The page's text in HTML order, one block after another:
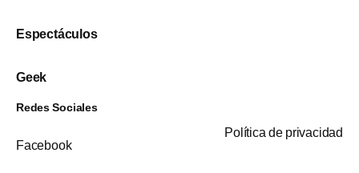
Espectáculos
Geek
Redes Sociales
Facebook
Política de privacidad